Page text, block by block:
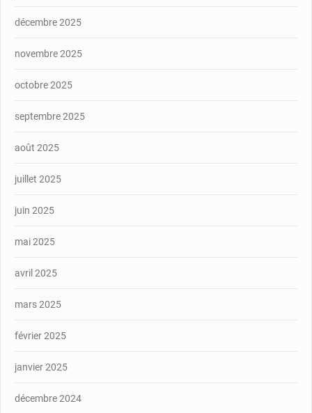
décembre 2025
novembre 2025
octobre 2025
septembre 2025
août 2025
juillet 2025
juin 2025
mai 2025
avril 2025
mars 2025
février 2025
janvier 2025
décembre 2024